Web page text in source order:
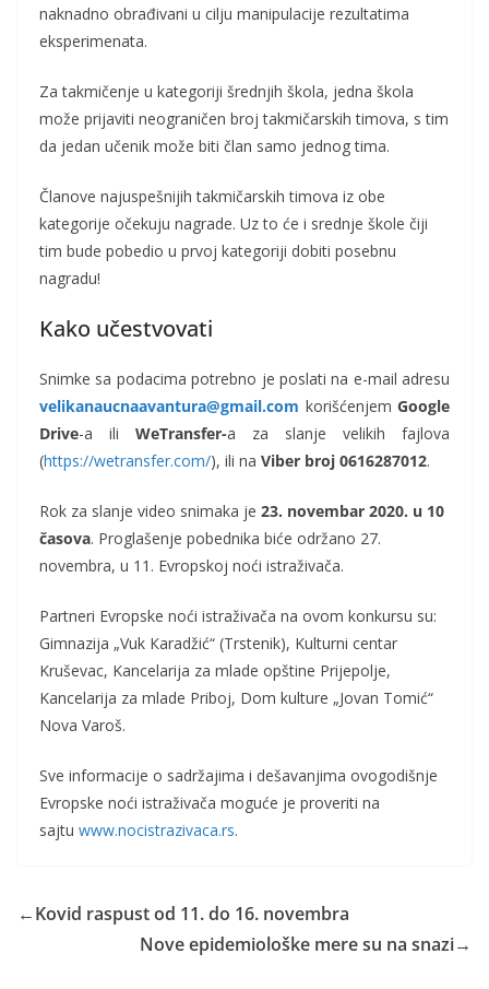
naknadno obrađivani u cilju manipulacije rezultatima
eksperimenata.
Za takmičenje u kategoriji šrednjih škola, jedna škola
može prijaviti neograničen broj takmičarskih timova, s tim
da jedan učenik može biti član samo jednog tima.
Članove najuspešnijih takmičarskih timova iz obe
kategorije očekuju nagrade. Uz to će i srednje škole čiji
tim bude pobedio u prvoj kategoriji dobiti posebnu
nagradu!
Kako učestvovati
Snimke sa podacima potrebno je poslati na e-mail adresu
velikanaucnaavantura@gmail.com korišćenjem Google
Drive-a ili WeTransfer-a za slanje velikih fajlova
(https://wetransfer.com/), ili na Viber broj 0616287012.
Rok za slanje video snimaka je 23. novembar 2020. u 10
časova. Proglašenje pobednika biće održano 27.
novembra, u 11. Evropskoj noći istraživača.
Partneri Evropske noći istraživača na ovom konkursu su:
Gimnazija „Vuk Кaradžić“ (Trstenik), Kulturni centar
Kruševac, Kancelarija za mlade opštine Prijepolje,
Kancelarija za mlade Priboj, Dom kulture „Jovan Tomić“
Nova Varoš.
Sve informacije o sadržajima i dešavanjima ovogodišnje
Evropske noći istraživača moguće je proveriti na
sajtu www.nocistrazivaca.rs.
←Kovid raspust od 11. do 16. novembra
Nove epidemiološke mere su na snazi→